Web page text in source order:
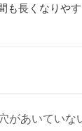
長くなりやす
があいていな